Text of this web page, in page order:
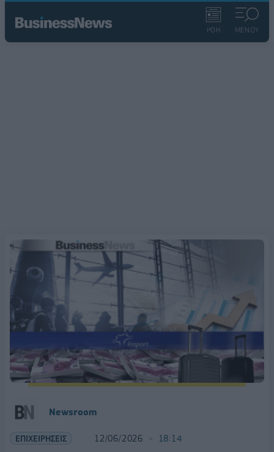
ΡΟΗ ΜΕΝΟΥ
Newsroom
ΕΠΙΧΕΙΡΗΣΕΙΣ 12/06/2026 18:14